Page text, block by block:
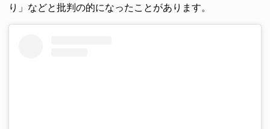
り」などと批判の的になったことがあります。